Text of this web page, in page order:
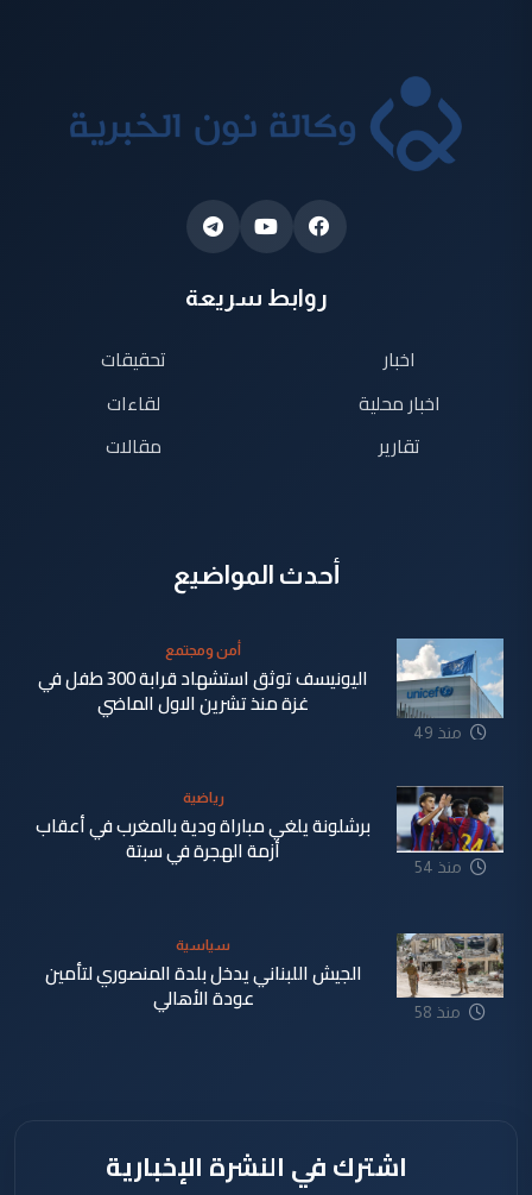
روابط سريعة
اخبار
اخبار محلية
تقارير
تحقيقات
لقاءات
مقالات
أحدث المواضيع
منذ 49
أمن ومجتمع
اليونيسف توثق استشهاد قرابة 300 طفل في
غزة منذ تشرين الاول الماضي
منذ 54
رياضية
برشلونة يلغي مباراة ودية بالمغرب في أعقاب
أزمة الهجرة في سبتة
منذ 58
سياسية
الجيش اللبناني يدخل بلدة المنصوري لتأمين
عودة الأهالي
اشترك في النشرة الإخبارية